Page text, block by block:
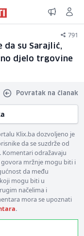
791
da su Sarajlić,
djelo trgovine
Povratak na članak
Klix.ba dozvoljeno je
da se suzdrže od
Komentari odražavaju
mržnje mogu biti i
da među
mogu biti u
načelima i
mora se upoznati
.